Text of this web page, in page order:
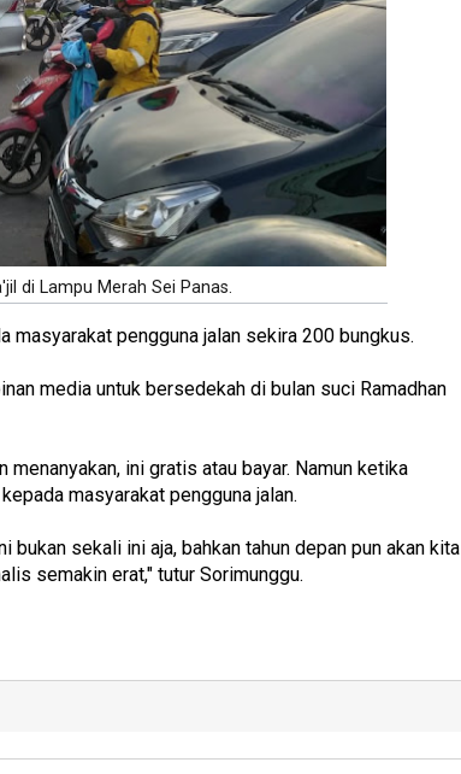
di Lampu Merah Sei Panas.
masyarakat pengguna jalan sekira 200 bungkus.
media untuk bersedekah di bulan suci Ramadhan
ini gratis atau bayar. Namun ketika
masyarakat pengguna jalan.
bukan sekali ini aja, bahkan tahun depan pun akan kita
semakin erat," tutur Sorimunggu.